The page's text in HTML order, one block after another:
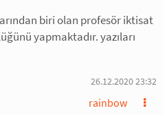
biri olan profesör iktisat
yapmaktadır. yazıları
26.12.2020 23:32
rainbow